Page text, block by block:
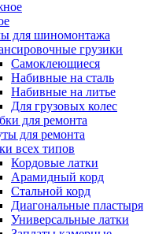
для шиномонтажа
грузики
Самоклеющиеся
Набивные на сталь
Набивные на литье
Для грузовых колес
для ремонта
для ремонта
всех типов
Кордовые латки
Арамидный корд
Стальной корд
Диагональные пластыря
Универсальные латки